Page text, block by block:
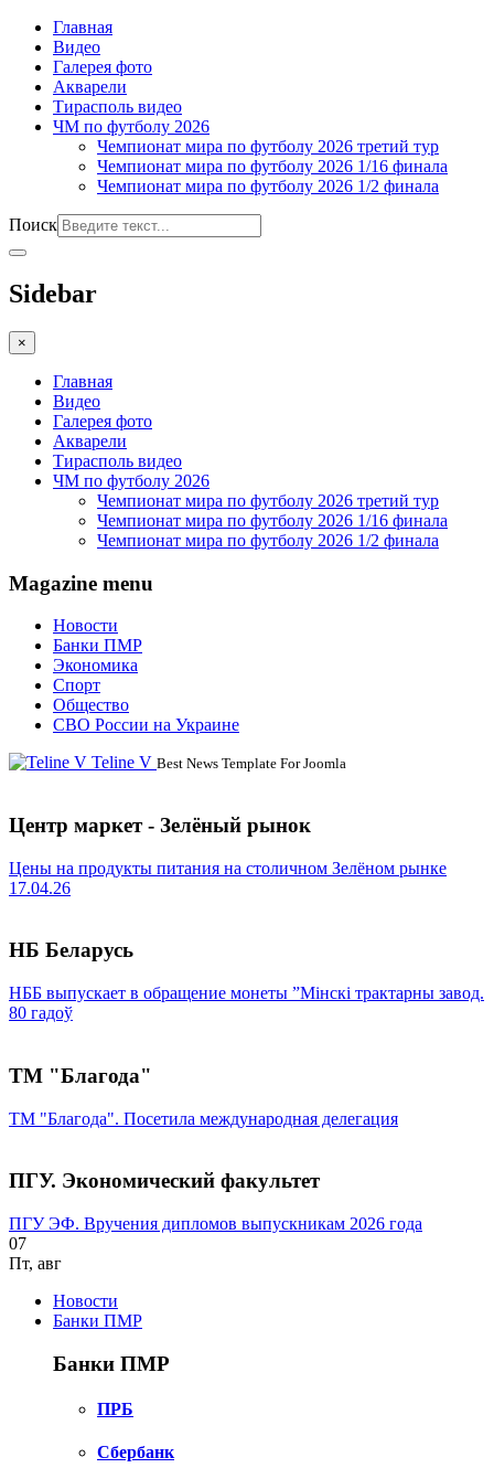
Главная
Видео
Галерея фото
Акварели
Тирасполь видео
ЧМ по футболу 2026
Чемпионат мира по футболу 2026 третий тур
Чемпионат мира по футболу 2026 1/16 финала
Чемпионат мира по футболу 2026 1/2 финала
Поиск
Sidebar
×
Главная
Видео
Галерея фото
Акварели
Тирасполь видео
ЧМ по футболу 2026
Чемпионат мира по футболу 2026 третий тур
Чемпионат мира по футболу 2026 1/16 финала
Чемпионат мира по футболу 2026 1/2 финала
Magazine menu
Новости
Банки ПМР
Экономика
Спорт
Общество
СВО России на Украине
Teline V Best News Template For Joomla
Центр маркет - Зелёный рынок
Цены на продукты питания на столичном Зелёном рынке
17.04.26
НБ Беларусь
НББ выпускает в обращение монеты ”Мінскі трактарны завод.
80 гадоў
ТМ "Благода"
ТМ "Благода". Посетила международная делегация
ПГУ. Экономический факультет
ПГУ ЭФ. Вручения дипломов выпускникам 2026 года
07
Пт, авг
Новости
Банки ПМР
Банки ПМР
ПРБ
Сбербанк